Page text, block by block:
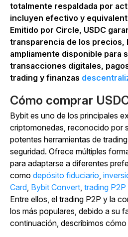
totalmente respaldada por
incluyen efectivo y
Emitido por Circle, USDC
transparencia de los precios,
ampliamente disponible para
transacciones digitales,
trading y finanzas
Cómo comprar
Bybit es uno de los principales
criptomonedas, reconocido por
potentes herramientas de
seguridad. Ofrece múltiples
para adaptarse a diferentes
como depósito fiduciario,
Card, Bybit Convert, trading P2P
Entre ellos, el trading P2P y la
los más populares, debido a su
continuación, describimos